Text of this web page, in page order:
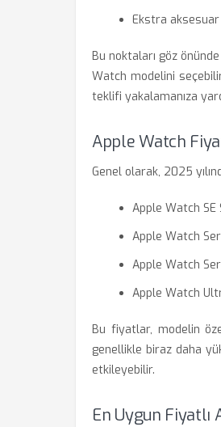
Ekstra
Bu noktaları göz
Watch modelini
teklifi yakalamanıza
Apple Watch
Genel olarak, 2025
Apple Watch
Apple Watch
Apple Watch
Apple Watch
Bu fiyatlar, modelin
genellikle biraz daha
etkileyebilir.
En Uygun Fiyatlı